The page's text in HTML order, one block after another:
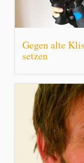
Gegen alte
setzen